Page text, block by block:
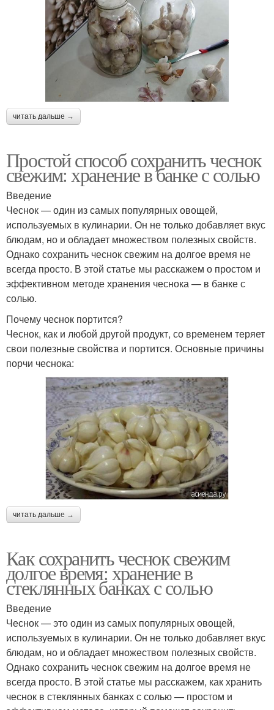
читать дальше →
Простой способ сохранить чеснок
свежим: хранение в банке с солью
Введение
Чеснок — один из самых популярных овощей,
используемых в кулинарии. Он не только добавляет вкус
блюдам, но и обладает множеством полезных свойств.
Однако сохранить чеснок свежим на долгое время не
всегда просто. В этой статье мы расскажем о простом и
эффективном методе хранения чеснока — в банке с
солью.
Почему чеснок портится?
Чеснок, как и любой другой продукт, со временем теряет
свои полезные свойства и портится. Основные причины
порчи чеснока:
читать дальше →
Как сохранить чеснок свежим
долгое время: хранение в
стеклянных банках с солью
Введение
Чеснок — это один из самых популярных овощей,
используемых в кулинарии. Он не только добавляет вкус
блюдам, но и обладает множеством полезных свойств.
Однако сохранить чеснок свежим на долгое время не
всегда просто. В этой статье мы расскажем, как хранить
чеснок в стеклянных банках с солью — простом и